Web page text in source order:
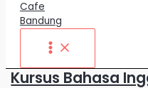
Kursus Bahasa